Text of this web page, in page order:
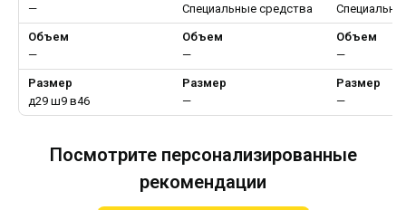
—
Специальные средства
Объем
—
Объем
—
Объем
—
Размер
д29 ш9 в46
Размер
—
Размер
—
Посмотрите персонализированные
рекомендации